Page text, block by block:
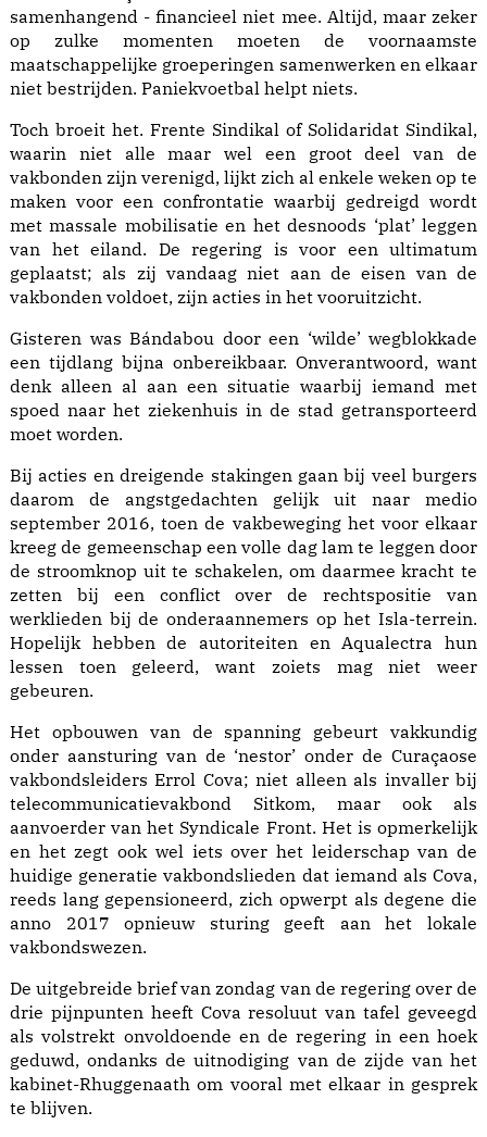
samenhangend - financieel niet mee. Altijd, maar zeker
op zulke momenten moeten de voornaamste
maatschappelijke groeperingen samenwerken en elkaar
niet bestrijden. Paniekvoetbal helpt niets.
Toch broeit het. Frente Sindikal of Solidaridat Sindikal,
waarin niet alle maar wel een groot deel van de
vakbonden zijn verenigd, lijkt zich al enkele weken op te
maken voor een confrontatie waarbij gedreigd wordt
met massale mobilisatie en het desnoods ‘plat’ leggen
van het eiland. De regering is voor een ultimatum
geplaatst; als zij vandaag niet aan de eisen van de
vakbonden voldoet, zijn acties in het vooruitzicht.
Gisteren was Bándabou door een ‘wilde’ wegblokkade
een tijdlang bijna onbereikbaar. Onverantwoord, want
denk alleen al aan een situatie waarbij iemand met
spoed naar het ziekenhuis in de stad getransporteerd
moet worden.
Bij acties en dreigende stakingen gaan bij veel burgers
daarom de angstgedachten gelijk uit naar medio
september 2016, toen de vakbeweging het voor elkaar
kreeg de gemeenschap een volle dag lam te leggen door
de stroomknop uit te schakelen, om daarmee kracht te
zetten bij een conflict over de rechtspositie van
werklieden bij de onderaannemers op het Isla-terrein.
Hopelijk hebben de autoriteiten en Aqualectra hun
lessen toen geleerd, want zoiets mag niet weer
gebeuren.
Het opbouwen van de spanning gebeurt vakkundig
onder aansturing van de ‘nestor’ onder de Curaçaose
vakbondsleiders Errol Cova; niet alleen als invaller bij
telecommunicatievakbond Sitkom, maar ook als
aanvoerder van het Syndicale Front. Het is opmerkelijk
en het zegt ook wel iets over het leiderschap van de
huidige generatie vakbondslieden dat iemand als Cova,
reeds lang gepensioneerd, zich opwerpt als degene die
anno 2017 opnieuw sturing geeft aan het lokale
vakbondswezen.
De uitgebreide brief van zondag van de regering over de
drie pijnpunten heeft Cova resoluut van tafel geveegd
als volstrekt onvoldoende en de regering in een hoek
geduwd, ondanks de uitnodiging van de zijde van het
kabinet-Rhuggenaath om vooral met elkaar in gesprek
te blijven.